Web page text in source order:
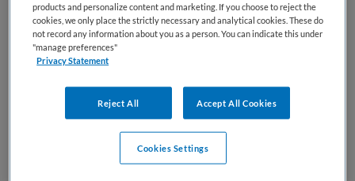
Deze vacature Fellow neuroradiologie bij UMC Utrecht is
niet meer actueel. Hieronder staan enkele vergelijkbare
vacatures die voor u wellicht interessant zijn.
products and personalize content and marketing. If you choose to reject the
cookies, we only place the strictly necessary and analytical cookies. These do
not record any information about you as a person. You can indicate this under
"manage preferences"
Privacy Statement
Reject All Accept All Cookies
Cookies Settings